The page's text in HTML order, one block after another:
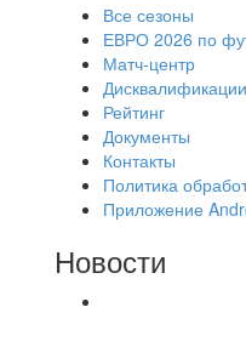
Все сезоны
ЕВРО 2026 по
Матч-центр
Дисквалификации
Рейтинг
Документы
Контакты
Политика
Приложение
Новости